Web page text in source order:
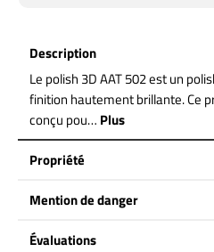
Description
Le polish 3D AAT 502 est un
finition hautement brillante. Ce
conçu pou… Plus
Propriété
Mention de danger
Évaluations